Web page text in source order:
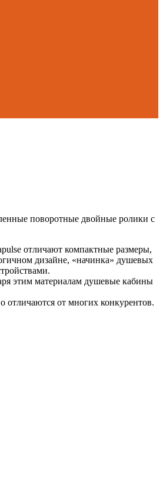
поворотные двойные ролики с
отличают компактные размеры,
дизайне, «начинка» душевых
этим материалам душевые кабины
отличаются от многих конкурентов.